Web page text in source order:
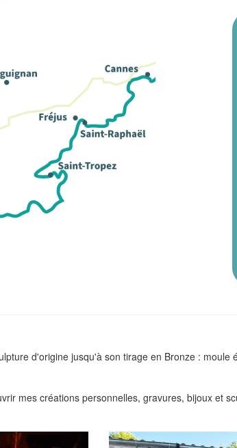
d'origine jusqu'à son tirage en Bronze :
mes créations personnelles, gravures, bijoux et